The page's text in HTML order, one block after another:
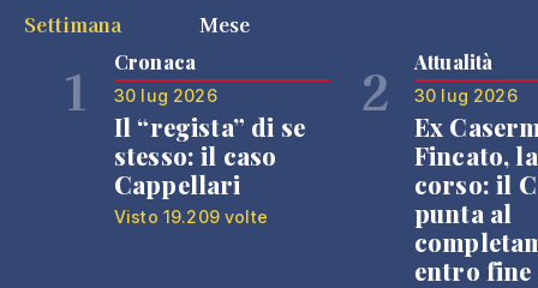
Settimana
Mese
1 Cronaca
30 lug 2026
Il “regista” di se
stesso: il caso
Cappellari
Visto 19.209 volte
2 Attualità
30 lug 2026
Ex
Fincato,
corso: il
punta al
entro fine